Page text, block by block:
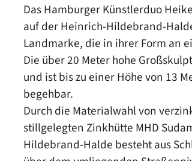
Das Hamburger Künstlerduo
auf der Heinrich-Hildebrand-
Landmarke, die in ihrer Form an
Die über 20 Meter hohe
und ist bis zu einer Höhe von 13
begehbar.
Durch die Materialwahl von
stillgelegten Zinkhütte MHD
Hildebrand-Halde besteht aus